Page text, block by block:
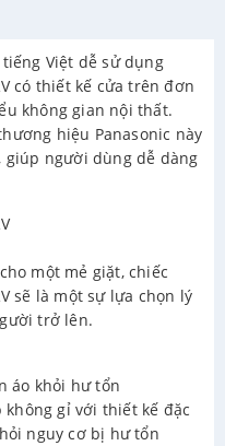
Việt dễ sử dụng
có thiết kế cửa trên đơn
không gian nội thất.
hiệu Panasonic này
giúp người dùng dễ dàng
một mẻ giặt, chiếc
sẽ là một sự lựa chọn lý
trở lên.
áo khỏi hư tổn
không gỉ với thiết kế đặc
nguy cơ bị hư tổn